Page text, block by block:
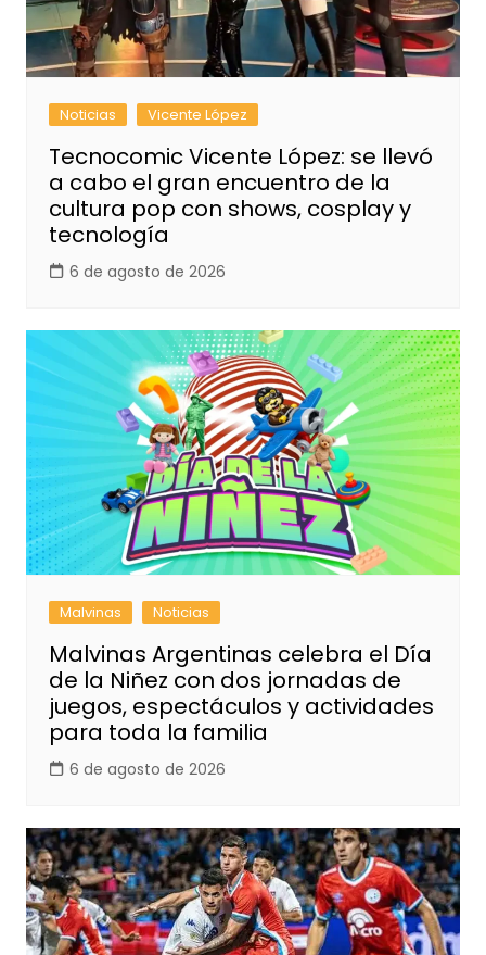
Noticias Vicente López
Tecnocomic Vicente López: se llevó
a cabo el gran encuentro de la
cultura pop con shows, cosplay y
tecnología
6 de agosto de 2026
Malvinas Noticias
Malvinas Argentinas celebra el Día
de la Niñez con dos jornadas de
juegos, espectáculos y actividades
para toda la familia
6 de agosto de 2026